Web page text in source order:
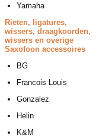
Yamaha
Rieten, ligatures,
wissers, draagkoorden,
wissers en overige
Saxofoon accessoires
BG
Francois Louis
Gonzalez
Helin
K&M